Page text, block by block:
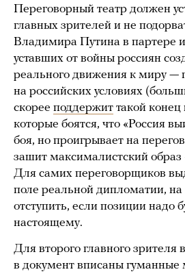
Переговорный театр должен
главных зрителей и не
Владимира Путина в партере
уставших от войны россиян
реального движения к миру —
на российских условиях
скорее поддержит такой
которые боятся, что «Россия
боя, но проигрывает на
зашит максималистский образ
Для самих переговорщиков
поле реальной дипломатии,
отступить, если позиции надо
настоящему.
Для второго главного зрителя
в документ вписаны